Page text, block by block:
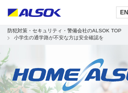
EN
防犯対策・セキュリティ・警備会社のALSOK TOP
小学生の通学路が不安な方は安全確認を